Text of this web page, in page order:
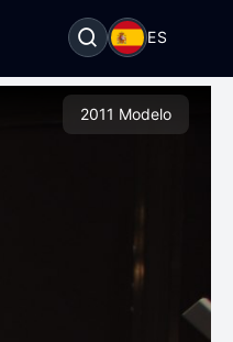
ES
2011 Modelo